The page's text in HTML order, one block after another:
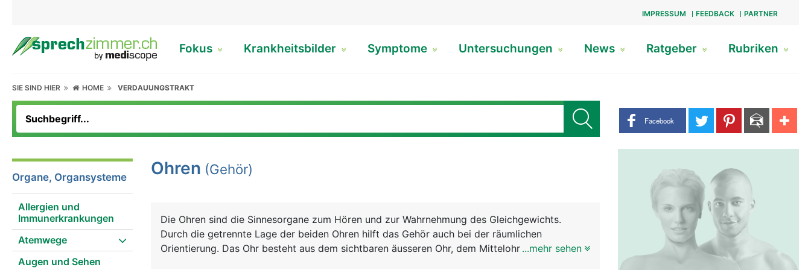
IMPRESSUM FEEDBACK PARTNER
Fokus Krankheitsbilder Symptome Untersuchungen News Ratgeber Rubriken
SIE SIND HIER HOME VERDAUUNGSTRAKT
Share buttons
Facebook
Organe, Organsysteme
Allergien und
Immunerkrankungen
Atemwege
Augen und Sehen
Ohren (Gehör)
Die Ohren sind die Sinnesorgane zum Hören und zur Wahrnehmung des Gleichgewichts.
Durch die getrennte Lage der beiden Ohren hilft das Gehör auch bei der räumlichen
Orientierung. Das Ohr besteht aus dem sichtbaren äusseren Ohr, dem Mittelohr und dem
...mehr sehen